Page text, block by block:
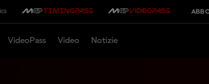
VideoPass Video Notizie